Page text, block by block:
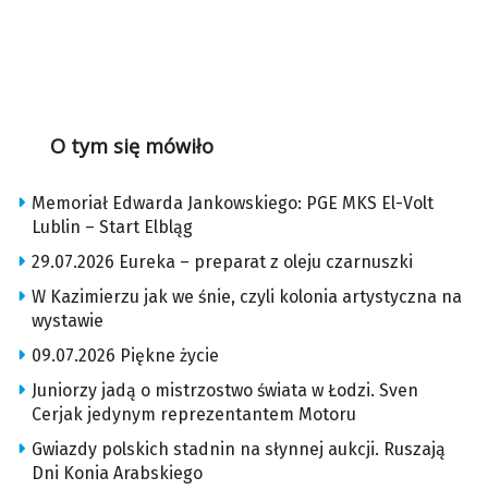
O tym się mówiło
Memoriał Edwarda Jankowskiego: PGE MKS El-Volt
Lublin – Start Elbląg
29.07.2026 Eureka – preparat z oleju czarnuszki
W Kazimierzu jak we śnie, czyli kolonia artystyczna na
wystawie
09.07.2026 Piękne życie
Juniorzy jadą o mistrzostwo świata w Łodzi. Sven
Cerjak jedynym reprezentantem Motoru
Gwiazdy polskich stadnin na słynnej aukcji. Ruszają
Dni Konia Arabskiego